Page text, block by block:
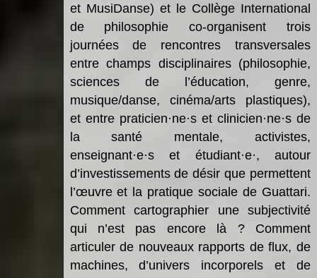
et MusiDanse) et le Collège International
de philosophie co-organisent trois
journées de rencontres transversales
entre champs disciplinaires (philosophie,
sciences de l’éducation, genre,
musique/danse, cinéma/arts plastiques),
et entre praticien·ne·s et clinicien·ne·s de
la santé mentale, activistes,
enseignant·e·s et étudiant·e·, autour
d’investissements de désir que permettent
l’œuvre et la pratique sociale de Guattari.
Comment cartographier une subjectivité
qui n’est pas encore là ? Comment
articuler de nouveaux rapports de flux, de
machines, d’univers incorporels et de